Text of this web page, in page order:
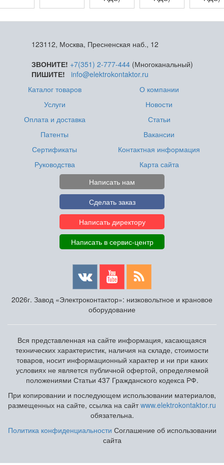
123112, Москва, Пресненская наб., 12
ЗВОНИТЕ! +7(351) 2-777-444(Многоканальный)
ПИШИТЕ!
info@elektrokontaktor.ru
Каталог товаров
Услуги
Оплата и доставка
Патенты
Сертификаты
Руководства
О компании
Новости
Статьи
Вакансии
Контактная информация
Карта сайта
Написать нам
Сделать заказ
Написать директору
Написать в сервис-центр
2026г. Завод «Электроконтактор»: низковольтное и крановое
оборудование
Вся представленная на сайте информация, касающаяся
технических характеристик, наличия на складе, стоимости
товаров, носит информационный характер и ни при каких
условиях не является публичной офертой, определяемой
положениями Статьи 437 Гражданского кодекса РФ.
При копировании и последующем использовании материалов,
размещенных на сайте, ссылка на сайтwww.elektrokontaktor.ru
обязательна.
Политика конфиденциальности Соглашение об использовании
сайта